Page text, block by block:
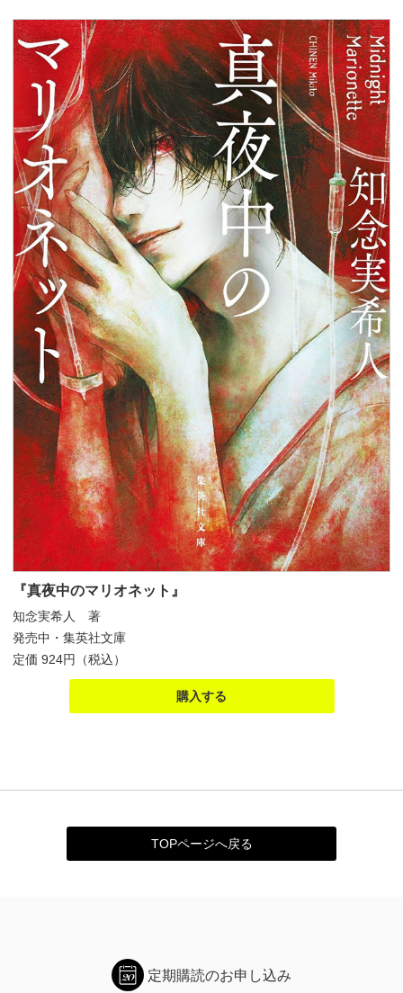
『真夜中のマリオネット』
知念実希人 著
発売中・集英社文庫
定価 924円（税込）
購入する
TOPページへ戻る
定期購読のお申し込み